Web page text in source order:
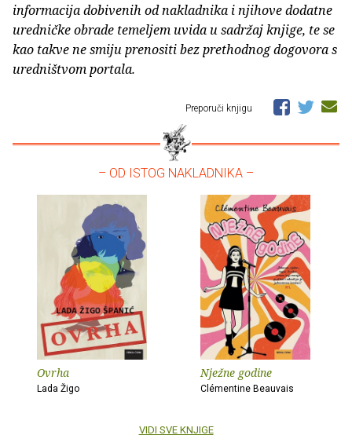
informacija dobivenih od nakladnika i njihove dodatne
uredničke obrade temeljem uvida u sadržaj knjige, te se
kao takve ne smiju prenositi bez prethodnog dogovora s
uredništvom portala.
Preporuči knjigu
– OD ISTOG NAKLADNIKA –
Ovrha
Lada Žigo
Nježne godine
Clémentine Beauvais
VIDI SVE KNJIGE